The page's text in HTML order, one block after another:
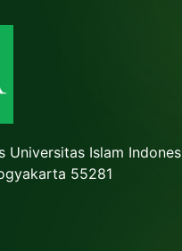
Universitas Islam
55281